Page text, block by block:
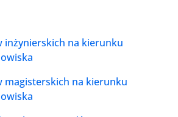
inżynierskich na kierunku
magisterskich na kierunku